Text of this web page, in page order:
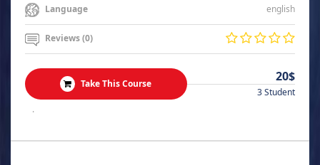
Language english
Reviews (0)
Take This Course 20$
3 Student
.